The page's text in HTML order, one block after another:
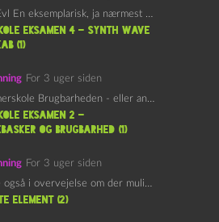
Hej Øl&Ævl En eksemplarisk, ja nærmest yndefuld, afslutning på SOMMERSKOLEN.…
Eksamen 4 – Synth Wave
(1)
For 3 uger siden
Hej Sommerskole Brugbarheden - eller anvendeligheden - af "Øl&Ævl" er…
Eksamen 2 –
og Brugbarhed (1)
For 3 uger siden
Jeg havde også i overvejelse om der muligvis kunne være…
element (2)